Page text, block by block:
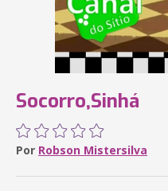
Socorro,Sinhá
Por Robson Mistersilva